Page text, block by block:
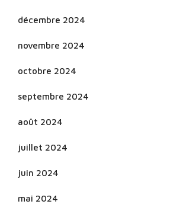
décembre 2024
novembre 2024
octobre 2024
septembre 2024
août 2024
juillet 2024
juin 2024
mai 2024